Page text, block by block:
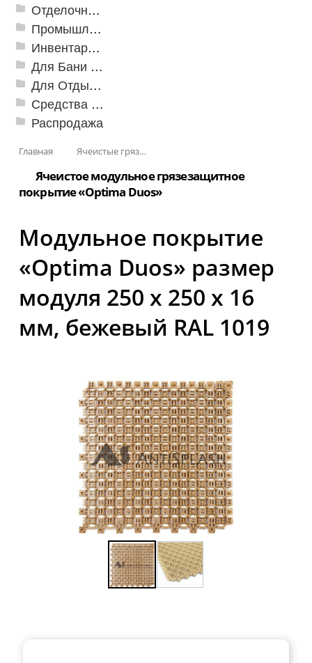
Отделочные профили
Промышленный текстиль
Инвентарь для клининга
Для Бани и Сауны
Для Отдыха и Пикника
Средства от насекомых и садовых вредителей
Распродажа
Главная Ячеистые грязезащитные покрытия
Ячеистое модульное грязезащитное
покрытие «Optima Duos»
Модульное покрытие
«Optima Duos» размер
модуля 250 х 250 х 16
мм, бежевый RAL 1019